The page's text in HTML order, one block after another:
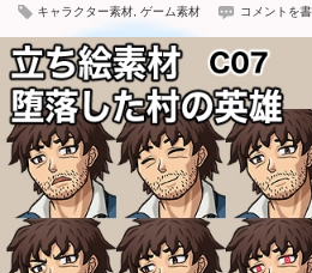
キャラクター素材 ゲーム素材 コメントを書